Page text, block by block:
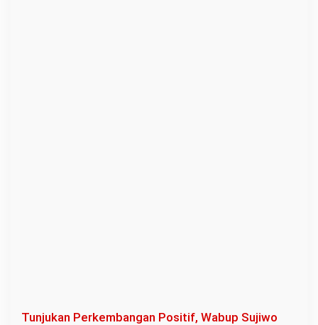
Tunjukan Perkembangan Positif, Wabup Sujiwo